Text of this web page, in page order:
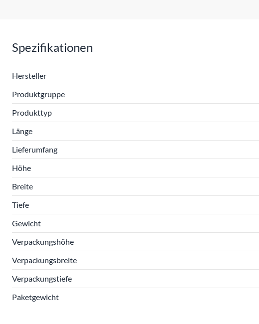
Spezifikationen
Hersteller
Produktgruppe
Produkttyp
Länge
Lieferumfang
Höhe
Breite
Tiefe
Gewicht
Verpackungshöhe
Verpackungsbreite
Verpackungstiefe
Paketgewicht